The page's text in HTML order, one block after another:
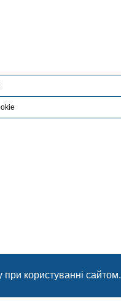
користуванні сайтом.